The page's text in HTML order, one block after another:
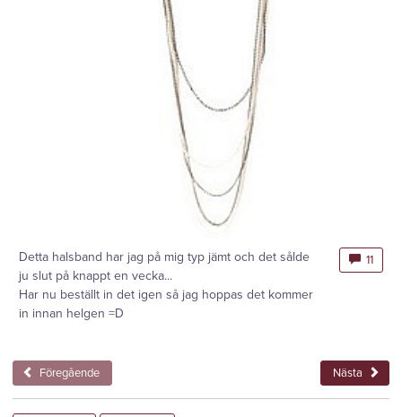
Detta halsband har jag på mig typ jämt och det sålde
ju slut på knappt en vecka...
Har nu beställt in det igen så jag hoppas det kommer
in innan helgen =D
11
Föregående Nästa